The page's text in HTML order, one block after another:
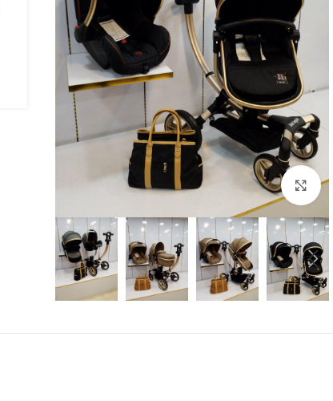
بزرگنمایی تصویر